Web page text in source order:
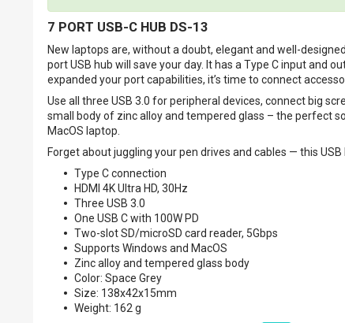
7 PORT USB-C HUB DS-13
New laptops are, without a doubt, elegant and well-
port USB hub will save your day. It has a Type C input and
expanded your port capabilities, it’s time to connect
Use all three USB 3.0 for peripheral devices, connect big
small body of zinc alloy and tempered glass – the perfect
MacOS laptop.
Forget about juggling your pen drives and cables — this USB
Type C connection
HDMI 4K Ultra HD, 30Hz
Three USB 3.0
One USB C with 100W PD
Two-slot SD/microSD card reader, 5Gbps
Supports Windows and MacOS
Zinc alloy and tempered glass body
Color: Space Grey
Size: 138x42x15mm
Weight: 162 g